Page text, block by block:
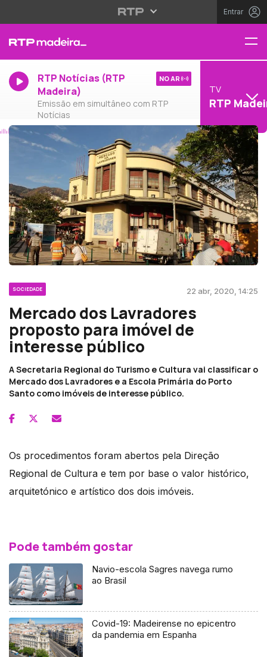
Entrar
RTP Notícias (RTP
Madeira)
Emissão em simultâneo com RTP
Notícias
NO AR
TV
RTP
SOCIEDADE 22 abr, 2020, 14:25
Mercado dos Lavradores
proposto para imóvel de
interesse público
A Secretaria Regional do Turismo e Cultura vai classificar o
Mercado dos Lavradores e a Escola Primária do Porto
Santo como imóveis de interesse público.
Os procedimentos foram abertos pela Direção
Regional de Cultura e tem por base o valor histórico,
arquitetónico e artístico dos dois imóveis.
Pode também gostar
Navio-escola Sagres navega rumo
ao Brasil
Covid-19: Madeirense no epicentro
da pandemia em Espanha